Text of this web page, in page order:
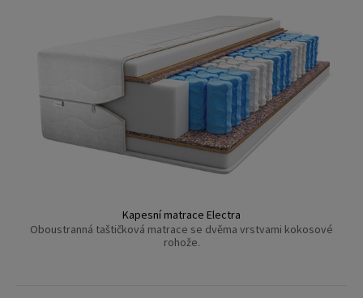
Kapesní matrace Electra
Oboustranná taštičková matrace se dvěma vrstvami kokosové
rohože.